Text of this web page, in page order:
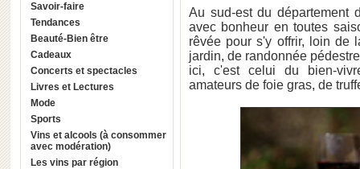
Savoir-faire
Tendances
Beauté-Bien être
Cadeaux
Concerts et spectacles
Livres et Lectures
Mode
Sports
Vins et alcools (à consommer
avec modération)
Les vins par région
Au sud-est du département
avec bonheur en toutes
rêvée pour s'y offrir, loin de
jardin, de randonnée
ici, c'est celui du bien-
amateurs de foie gras, de